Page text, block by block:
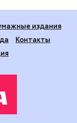
издания
Контакты